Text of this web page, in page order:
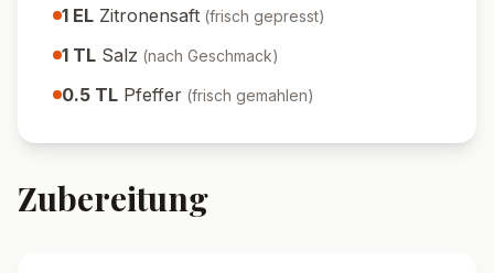
1 EL Zitronensaft (frisch gepresst)
1 TL Salz (nach Geschmack)
0.5 TL Pfeffer (frisch gemahlen)
Zubereitung